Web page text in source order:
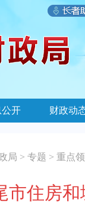
开 财政动
局 > 专题 > 重点
市住房